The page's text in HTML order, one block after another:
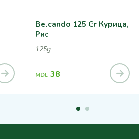
Belcando 125 Gr Курица,
Рис
125g
MDL 38